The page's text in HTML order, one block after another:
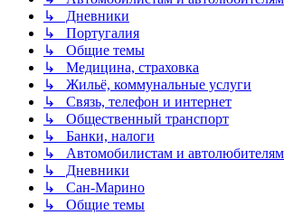
↳ Дневники
↳ Португалия
↳ Общие темы
↳ Медицина, страховка
↳ Жильё, коммунальные услуги
↳ Связь, телефон и интернет
↳ Общественный транспорт
↳ Банки, налоги
↳ Автомобилистам и автолюбителям
↳ Дневники
↳ Сан-Марино
↳ Общие темы